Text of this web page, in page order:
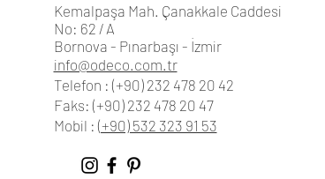
Kemalpaşa Mah. Çanakkale Caddesi
No: 62 / A
Bornova - Pınarbaşı - İzmir
info@odeco.com.tr
Telefon : (+90) 232 478 20 42
Faks: (+90) 232 478 20 47
Mobil : (+90) 532 323 91 53